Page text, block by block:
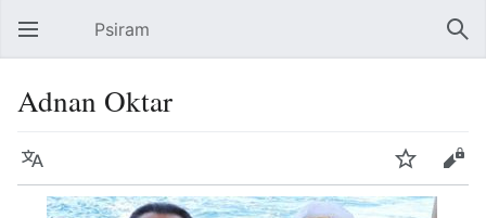
Hauptmenü öffnen Psiram
Adnan Oktar
Sprache Beobachten Bearbeiten